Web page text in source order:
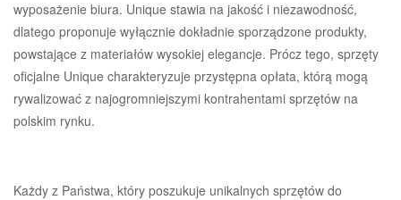
wyposażenie biura. Unique stawia na jakość i niezawodność,
dlatego proponuje wyłącznie dokładnie sporządzone produkty,
powstające z materiałów wysokiej elegancje. Prócz tego, sprzęty
oficjalne Unique charakteryzuje przystępna opłata, którą mogą
rywalizować z najogromniejszymi kontrahentami sprzętów na
polskim rynku.
Każdy z Państwa, który poszukuje unikalnych sprzętów do